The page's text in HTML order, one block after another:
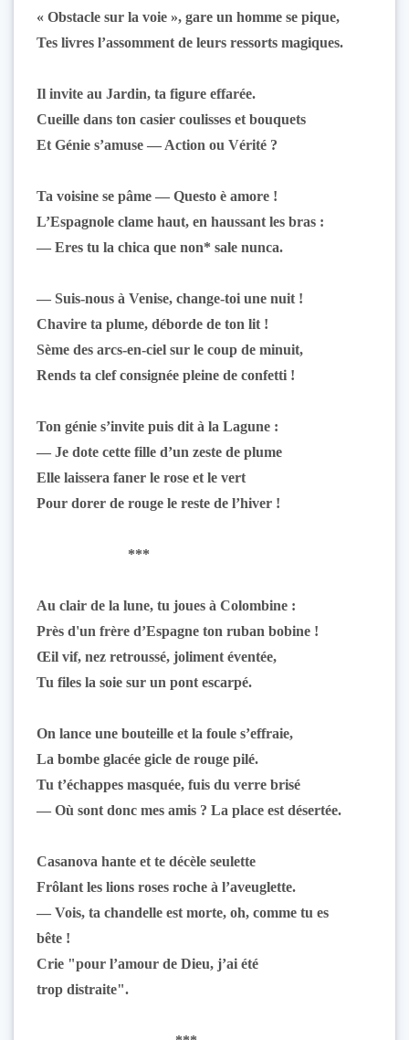
« Obstacle sur la voie », gare un homme se pique,
Tes livres l’assomment de leurs ressorts magiques.
Il invite au Jardin, ta figure effarée.
Cueille dans ton casier coulisses et bouquets
Et Génie s’amuse — Action ou Vérité ?
Ta voisine se pâme — Questo è amore !
L’Espagnole clame haut, en haussant les bras :
— Eres tu la chica que non* sale nunca.
— Suis-nous à Venise, change-toi une nuit !
Chavire ta plume, déborde de ton lit !
Sème des arcs-en-ciel sur le coup de minuit,
Rends ta clef consignée pleine de confetti !
Ton génie s’invite puis dit à la Lagune :
— Je dote cette fille d’un zeste de plume
Elle laissera faner le rose et le vert
Pour dorer de rouge le reste de l’hiver !
***
Au clair de la lune, tu joues à Colombine :
Près d'un frère d’Espagne ton ruban bobine !
Œil vif, nez retroussé, joliment éventée,
Tu files la soie sur un pont escarpé.
On lance une bouteille et la foule s’effraie,
La bombe glacée gicle de rouge pilé.
Tu t’échappes masquée, fuis du verre brisé
— Où sont donc mes amis ? La place est désertée.
Casanova hante et te décèle seulette
Frôlant les lions roses roche à l’aveuglette.
— Vois, ta chandelle est morte, oh, comme tu es
bête !
Crie "pour l’amour de Dieu, j’ai été
trop distraite".